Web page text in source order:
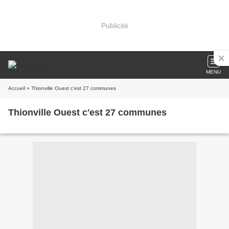
Publicité
MENU
Accueil » Thionville Ouest c'est 27 communes
Thionville Ouest c'est 27 communes